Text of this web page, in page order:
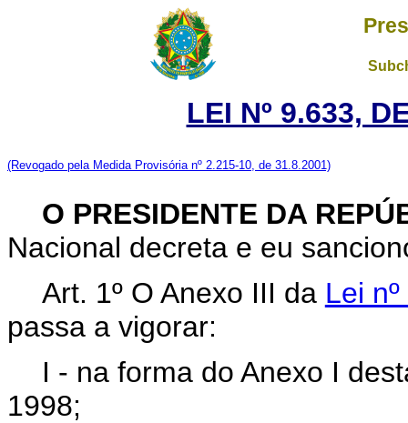
LEI Nº 9.633,
(Revogado pela Medida Provisória nº 2.215-10, de 31.8.2001)
O PRESIDENTE DA
Nacional decreta e eu
Art. 1º O Anexo III da Lei
passa a vigorar:
I - na forma do Anexo I
1998;